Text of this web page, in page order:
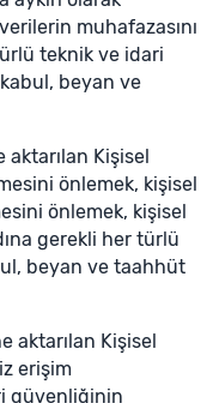
muhafazasını
teknik ve idari
beyan ve
aktarılan Kişisel
önlemek, kişisel
önlemek, kişisel
gerekli her türlü
beyan ve taahhüt
aktarılan Kişisel
erişim
güvenliğinin